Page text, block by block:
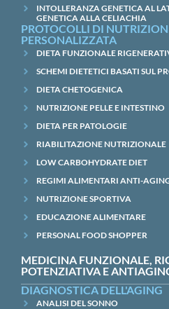
INTOLLERANZA GENETICA AL
GENETICA ALLA CELIACHIA
PROTOCOLLI DI
PERSONALIZZATA
DIETA FUNZIONALE
SCHEMI DIETETICI BASATI SUL
DIETA CHETOGENICA
NUTRIZIONE PELLE E INTESTINO
DIETA PER PATOLOGIE
RIABILITAZIONE NUTRIZIONALE
LOW CARBOHYDRATE DIET
REGIMI ALIMENTARI ANTI-
NUTRIZIONE SPORTIVA
EDUCAZIONE ALIMENTARE
PERSONAL FOOD SHOPPER
MEDICINA FUNZIONALE,
POTENZIATIVA E
DIAGNOSTICA DELL'AGING
ANALISI DEL SONNO